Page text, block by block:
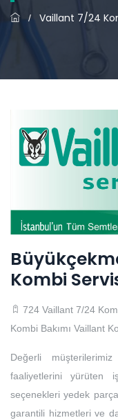
/ Vaillant 7/24
Kombi
724 Vaillant 7/24
Kombi Bakımı Vaillant
Değerli
faaliyetlerini yürüten
seçenekleri yedek
garantili hizmetleri ve